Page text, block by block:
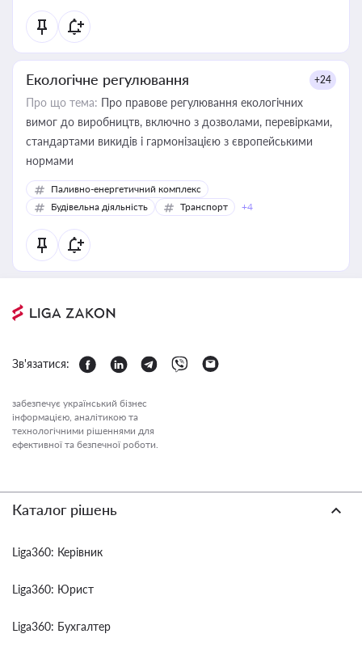
Екологічне регулювання +24
Про що тема: Про правове регулювання екологічних
вимог до виробництв, включно з дозволами, перевірками,
стандартами викидів і гармонізацією з європейськими
нормами
Паливно-енергетичний комплекс
Будівельна діяльність
Транспорт +4
Зв'язатися:
забезпечує український бізнес
інформацією, аналітикою та
технологічними рішеннями для
ефективної та безпечної роботи.
Каталог рішень
Liga360: Керівник
Liga360: Юрист
Liga360: Бухгалтер